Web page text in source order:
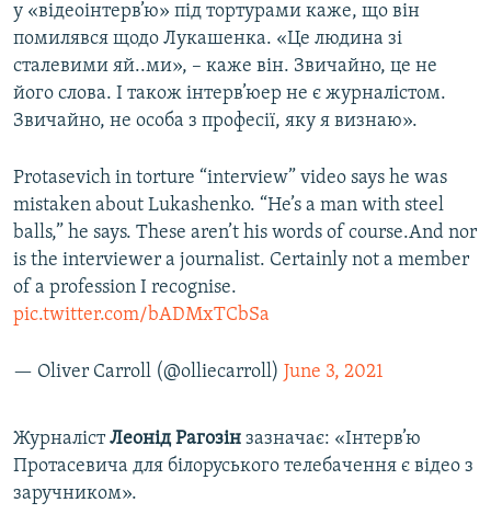
у «відеоінтерв’ю» під тортурами каже, що він
помилявся щодо Лукашенка. «Це людина зі
сталевими яй..ми», – каже він. Звичайно, це не
його слова. І також інтерв’юер не є журналістом.
Звичайно, не особа з професії, яку я визнаю».
Protasevich in torture “interview” video says he was
mistaken about Lukashenko. “He’s a man with steel
balls,” he says. These aren’t his words of course.And nor
is the interviewer a journalist. Certainly not a member
of a profession I recognise.
pic.twitter.com/bADMxTCbSa
— Oliver Carroll (@olliecarroll) June 3, 2021
ЖурналістЛеонід Рагозін зазначає: «Інтерв’ю
Протасевича для білоруського телебачення є відео з
заручником».